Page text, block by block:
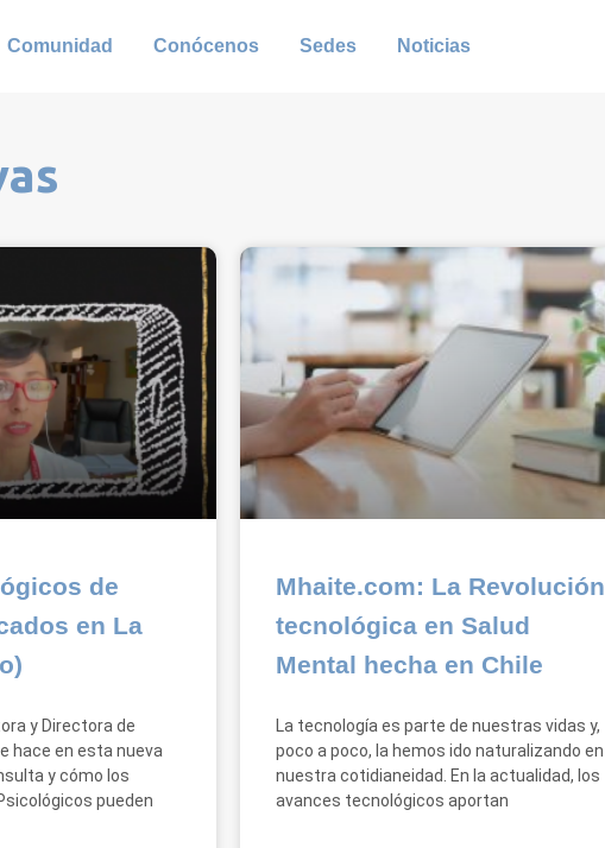
Comunidad Conócenos Sedes Noticias
de
en La
y Directora de
hace en esta nueva
y cómo los
pueden
Mhaite.com: La Revolución
tecnológica en Salud
Mental hecha en Chile
La tecnología es parte de nuestras vidas y,
poco a poco, la hemos ido naturalizando en
nuestra cotidianeidad. En la actualidad, los
avances tecnológicos aportan